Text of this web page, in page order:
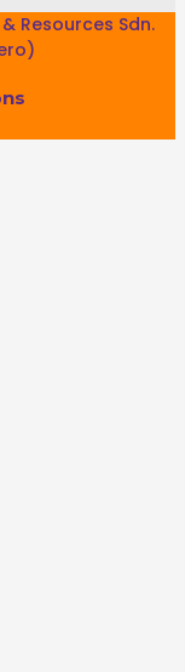
Resources Sdn.